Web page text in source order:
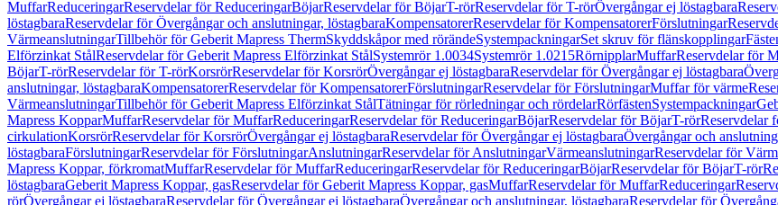
MuffarReduceringarReservdelar för ReduceringarBöjarReservdelar för BöjarT-rörReservdelar för T-rörÖvergångar ej löstagbara
löstagbaraReservdelar för Övergångar och anslutningar, löstagbaraKompensatorerReservdelar för KompensatorerFörslutningar
VärmeanslutningarTillbehör för Geberit Mapress ThermSkyddskåpor med rörändeSystempackningarSet skruv för flänskopplingar
Elförzinkat StålReservdelar för Geberit Mapress Elförzinkat StålSystemrör 1.0034Systemrör 1.0215RörnipplarMuffarReservdelar för
BöjarT-rörReservdelar för T-rörKorsrörReservdelar för KorsrörÖvergångar ej löstagbaraReservdelar för Övergångar ej löstagbara
anslutningar, löstagbaraKompensatorerReservdelar för KompensatorerFörslutningarReservdelar för FörslutningarMuffar för värme
VärmeanslutningarTillbehör för Geberit Mapress Elförzinkat StålTätningar för rörledningar och rördelarRörfästenSystempackningar
Mapress KopparMuffarReservdelar för MuffarReduceringarReservdelar för ReduceringarBöjarReservdelar för BöjarT-rörReservdelar
cirkulationKorsrörReservdelar för KorsrörÖvergångar ej löstagbaraReservdelar för Övergångar ej löstagbaraÖvergångar och
löstagbaraFörslutningarReservdelar för FörslutningarAnslutningarReservdelar för AnslutningarVärmeanslutningarReservdelar för
Mapress Koppar, förkromatMuffarReservdelar för MuffarReduceringarReservdelar för ReduceringarBöjarReservdelar för BöjarT-rör
löstagbaraGeberit Mapress Koppar, gasReservdelar för Geberit Mapress Koppar, gasMuffarReservdelar för MuffarReduceringar
rörÖvergångar ej löstagbaraReservdelar för Övergångar ej löstagbaraÖvergångar och anslutningar, löstagbaraReservdelar för